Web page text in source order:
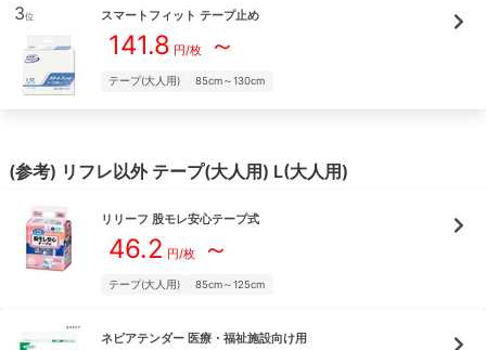
3位 スマートフィット テープ止め
141.8 円/枚～
テープ(大人用) 85cm～130cm
(参考) リフレ以外 テープ(大人用) L(大人用)
リリーフ 股モレ安心テープ式
46.2 円/枚～
テープ(大人用) 85cm～125cm
ネピアテンダー 医療・福祉施設向け用